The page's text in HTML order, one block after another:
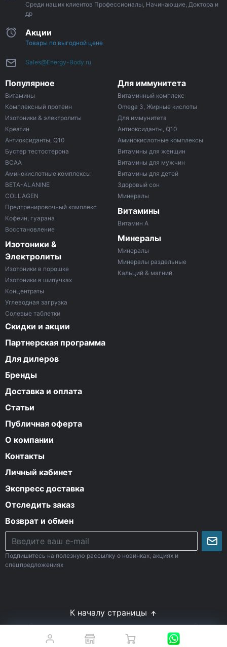
Среди наших клиентов Профессионалы, Начинающие, Доктора и
др
Акции
Товары по выгодной цене
Sales@Energy-Body.ru
Популярное
Витамины
Комплексный протеин
Изотоники & электролиты
Креатин
Антиоксиданты, Q10
Бустер тестостерона
ВСАА
Аминокислотные комплексы
BETA-ALANINE
COLLAGEN
Предтренировочный комплекс
Кофеин, гуарана
Восстановление
Изотоники &
Электролиты
Изотоники в порошке
Изотоники в шипучках
Концентраты
Углеводная загрузка
Солевые таблетки
Для иммунитета
Витаминный комплекс
Omega 3, Жирные кислоты
Для иммунитета
Антиоксиданты, Q10
Аминокислотные комплексы
Витамины для женщин
Витамины для мужчин
Витамины для детей
Здоровый сон
Минералы
Витамины
Витамин A
Минералы
Минералы
Минералы раздельные
Кальций & магний
Скидки и акции
Партнерская программа
Для дилеров
Бренды
Доставка и оплата
Статьи
Публичная оферта
О компании
Контакты
Личный кабинет
Экспресс доставка
Отследить заказ
Возврат и обмен
Подпишитесь на полезную рассылку о новинках, акциях и
спецпредложениях
К началу страницы
© Все права защищены. 2009-2026 Energy-Body.ru